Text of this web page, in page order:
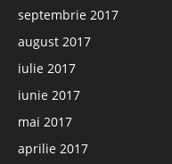
septembrie 2017
august 2017
iulie 2017
iunie 2017
mai 2017
aprilie 2017